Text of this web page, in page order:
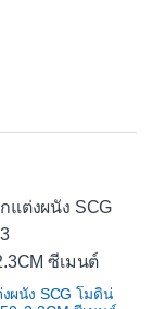
ผนัง SCG โมดิน่